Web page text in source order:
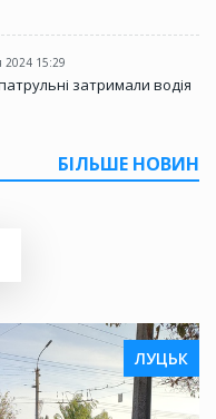
2024 15:29
затримали водія
БІЛЬШЕ НОВИН
ЛУЦЬК